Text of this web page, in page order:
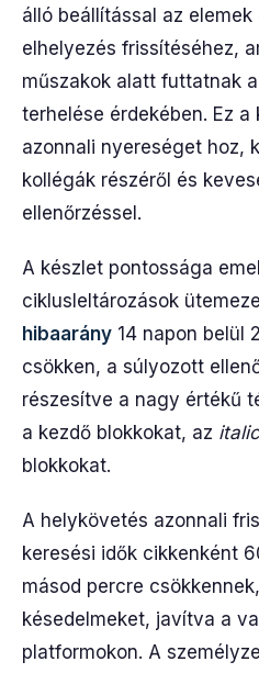
álló beállítással az elemek
elhelyezés frissítéséhez,
műszakok alatt futtatnak
terhelése érdekében. Ez
azonnali nyereséget hoz,
kollégák részéről és
ellenőrzéssel.
A készlet pontossága
ciklusleltározások
hibaarány 14 napon belül
csökken, a súlyozott
részesítve a nagy értékű
a kezdő blokkokat, az
blokkokat.
A helykövetés azonnali
keresési idők cikkenként
másod percre
késedelmeket, javítva a
platformokon. A